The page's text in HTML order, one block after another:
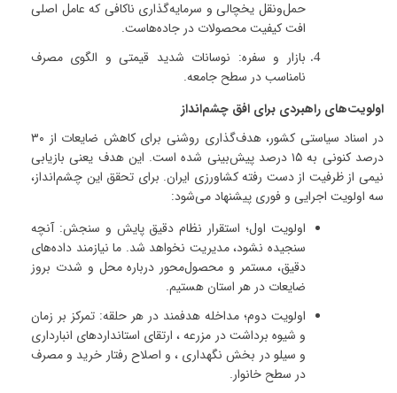
حمل‌ونقل یخچالی و سرمایه‌گذاری ناكافی که عامل اصلی
افت کیفیت محصولات در جاده‌هاست.
بازار و سفره: نوسانات شدید قیمتی و الگوی مصرف
نامناسب در سطح جامعه.
اولویت‌های راهبردی برای افق چشم‌انداز
در اسناد سیاستی کشور، هدف‌گذاری روشنی برای کاهش ضایعات از ۳۰
درصد کنونی به ۱۵درصد پیش‌بینی شده است. این هدف یعنی بازیابی
نیمی از ظرفیت از دست رفته کشاورزی ایران. برای تحقق این چشم‌انداز،
سه اولویت اجرایی و فوری پیشنهاد می‌شود:
اولویت اول؛ استقرار نظام دقیق پایش و سنجش: آنچه
سنجیده نشود، مدیریت نخواهد شد. ما نیازمند داده‌های
دقیق، مستمر و محصول‌محور درباره محل و شدت بروز
ضایعات در هر استان هستیم.
اولویت دوم؛ مداخله هدفمند در هر حلقه: تمرکز بر زمان
و شیوه برداشت در مزرعه ، ارتقای استانداردهای انبارداری
و سیلو در بخش نگهداری ، و اصلاح رفتار خرید و مصرف
در سطح خانوار.